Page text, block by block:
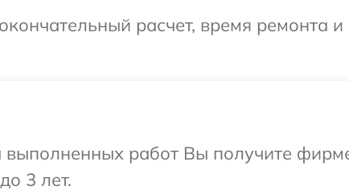
расчет, время ремонта
выполненных работ Вы получите
3 лет.